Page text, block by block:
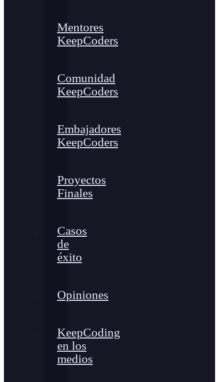
Mentores
KeepCoders
Comunidad
KeepCoders
Embajadores
KeepCoders
Proyectos
Finales
Casos
de
éxito
Opiniones
KeepCoding
en los
medios